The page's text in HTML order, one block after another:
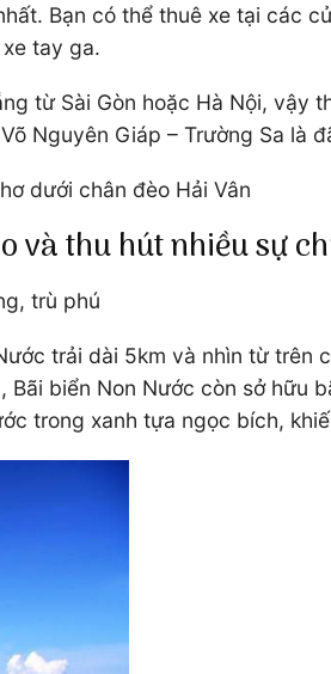
Bạn có thể thuê xe tại các
tay ga.
từ Sài Gòn hoặc Hà Nội, vậy
Nguyên Giáp – Trường Sa là
dưới chân đèo Hải Vân
và thu hút nhiều sự
trù phú
trải dài 5km và nhìn từ trên
biển Non Nước còn sở hữu
trong xanh tựa ngọc bích,